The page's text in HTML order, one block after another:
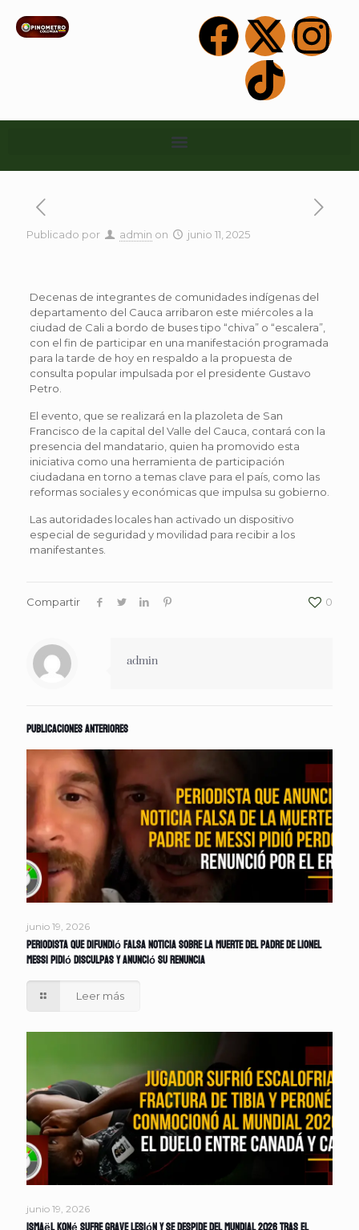
Publicado por admin on junio 11, 2025
Decenas de integrantes de comunidades indígenas del
departamento del Cauca arribaron este miércoles a la
ciudad de Cali a bordo de buses tipo “chiva” o “escalera”,
con el fin de participar en una manifestación programada
para la tarde de hoy en respaldo a la propuesta de
consulta popular impulsada por el presidente Gustavo
Petro.
El evento, que se realizará en la plazoleta de San
Francisco de la capital del Valle del Cauca, contará con la
presencia del mandatario, quien ha promovido esta
iniciativa como una herramienta de participación
ciudadana en torno a temas clave para el país, como las
reformas sociales y económicas que impulsa su gobierno.
Las autoridades locales han activado un dispositivo
especial de seguridad y movilidad para recibir a los
manifestantes.
Compartir 0
admin
Publicaciones anteriores
junio 19, 2026
Periodista que difundió falsa noticia sobre la muerte del padre de Lionel
Messi pidió disculpas y anunció su renuncia
Leer más
junio 19, 2026